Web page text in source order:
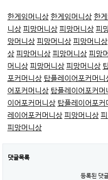
한게임머니상 한게임머니상 한
니상 피망머니상 피망머니상 피
망머니상 피망머니상 피망머니상
상 피망머니상 피망머니상 피망
머니상 피망머니상 피망머니상
포커머니상 탑플레이어포커머니
어포커머니상 탑플레이어포커머
이어포커머니상 탑플레이어포커
레이어포커머니상 피망머니상
피망머니상
댓글목록
등록된 댓